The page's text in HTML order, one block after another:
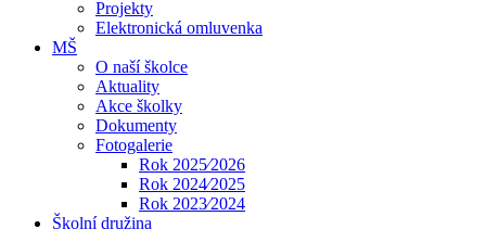
Projekty
Elektronická omluvenka
MŠ
O naší školce
Aktuality
Akce školky
Dokumenty
Fotogalerie
Rok 2025⁄2026
Rok 2024⁄2025
Rok 2023⁄2024
Školní družina